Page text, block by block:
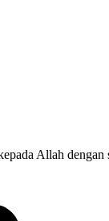
Allah dengan